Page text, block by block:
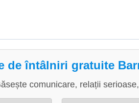
de întâlniri gratuite
comunicare, relații